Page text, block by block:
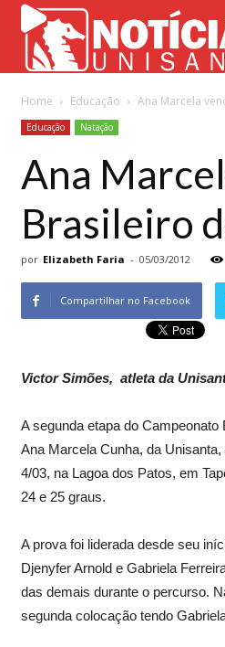
Home Educação Ana Marcela
Educação Natação
Ana
Brasileiro
por Elizabeth Faria - 05/03/2012
Compartilhar no Facebook
Victor Simões, atleta da
A segunda etapa do
Ana Marcela Cunha, da
4/03, na Lagoa dos Patos, em
24 e 25 graus.
A prova foi liderada desde seu
Djenyfer Arnold e Gabriela
das demais durante o percurso.
segunda colocação tendo